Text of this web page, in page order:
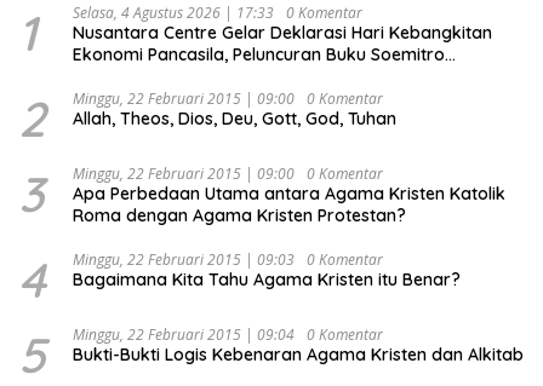
1 Selasa, 4 Agustus 2026 | 17:33 0 Komentar
Nusantara Centre Gelar Deklarasi Hari Kebangkitan
Ekonomi Pancasila, Peluncuran Buku Soemitro
Ekonomi Politik Indonesia) & Simposium Nasional
“Urgensi Undang-Undang Perekonomian Nasional dan
Indonesia Emas 2045”,
2 Minggu, 22 Februari 2015 | 09:00 0 Komentar
Allah, Theos, Dios, Deu, Gott, God, Tuhan
3 Minggu, 22 Februari 2015 | 09:00 0 Komentar
Apa Perbedaan Utama antara Agama Kristen Katolik
Roma dengan Agama Kristen Protestan?
4 Minggu, 22 Februari 2015 | 09:03 0 Komentar
Bagaimana Kita Tahu Agama Kristen itu Benar?
5 Minggu, 22 Februari 2015 | 09:04 0 Komentar
Bukti-Bukti Logis Kebenaran Agama Kristen dan Alkitab